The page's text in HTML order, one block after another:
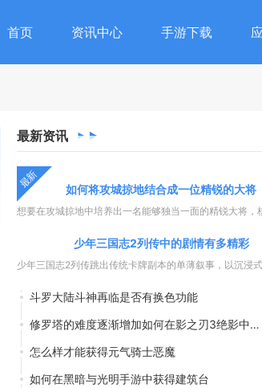
首页 资讯中心 手游下载
最新资讯
最新 如何将攻城掠地结合成一位精锐的大将
少年三国志2列传中的剧情有多精彩
斗罗大陆斗神再临是否有换色功能
修罗塔的难度逐渐增加如何在影之刃3绝影中应对
怎么样才能获得元气骑士恶魔
如何在黑暗与光明手游中获得建筑台